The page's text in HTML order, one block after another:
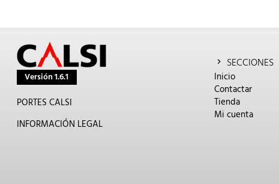
Versión 1.6.1
PORTES CALSI
INFORMACIÓN LEGAL
SECCIONES
Inicio
Contactar
Tienda
Mi cuenta